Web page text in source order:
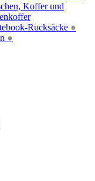
Koffer und
Rucksäcke ●
●